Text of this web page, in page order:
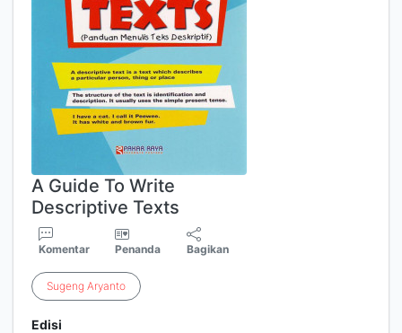
A Guide To Write
Descriptive Texts
Komentar Penanda Bagikan
Sugeng Aryanto
Edisi